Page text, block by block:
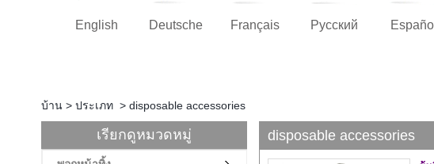
English Deutsche Français Русский Español
บ้าน > ประเภท > disposable accessories
เรียกดูหมวดหมู่ disposable accessories